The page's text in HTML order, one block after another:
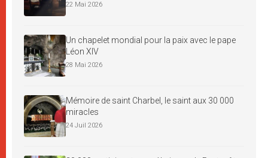
22 Mai 2026
Un chapelet mondial pour la paix avec le pape
Léon XIV
28 Mai 2026
Mémoire de saint Charbel, le saint aux 30 000
miracles
24 Juil 2026